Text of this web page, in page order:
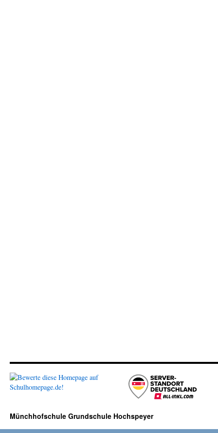
Münchhofschule Grundschule Hochspeyer